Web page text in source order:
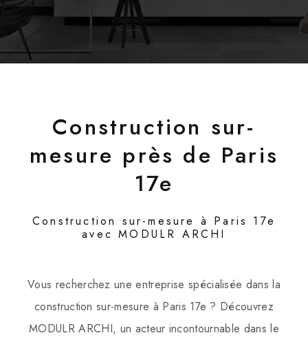
Construction sur-
mesure près de Paris
17e
Construction sur-mesure à Paris 17e
avec MODULR ARCHI
Vous recherchez une entreprise spécialisée dans la
construction sur-mesure à Paris 17e ? Découvrez
MODULR ARCHI, un acteur incontournable dans le